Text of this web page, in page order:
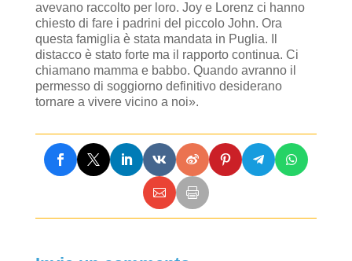
avevano raccolto per loro. Joy e Lorenz ci hanno
chiesto di fare i padrini del piccolo John. Ora
questa famiglia è stata mandata in Puglia. Il
distacco è stato forte ma il rapporto continua. Ci
chiamano mamma e babbo. Quando avranno il
permesso di soggiorno definitivo desiderano
tornare a vivere vicino a noi».